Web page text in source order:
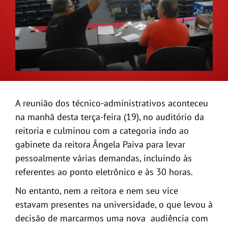
GALERIA
A reunião dos técnico-administrativos aconteceu
na manhã desta terça-feira (19), no auditório da
reitoria e culminou com a categoria indo ao
gabinete da reitora Ângela Paiva para levar
pessoalmente várias demandas, incluindo às
referentes ao ponto eletrônico e às 30 horas.
No entanto, nem a reitora e nem seu vice
estavam presentes na universidade, o que levou à
decisão de marcarmos uma nova audiência com